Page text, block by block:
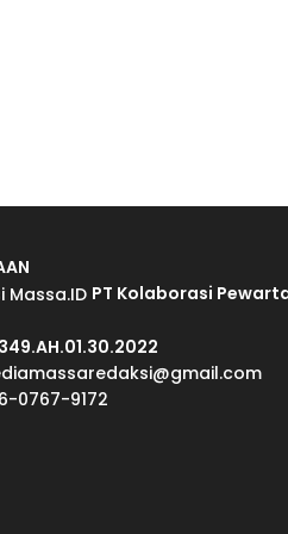
PT Kolaborasi
0767-9172